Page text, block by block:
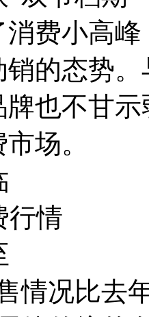
费小高
销的态势
牌也不甘
场。
情
况比去年